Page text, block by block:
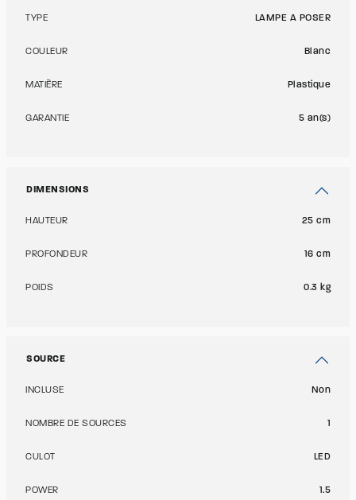
TYPE LAMPE A POSER
COULEUR Blanc
MATIÈRE Plastique
GARANTIE 5 an(s)
DIMENSIONS
HAUTEUR 25 cm
PROFONDEUR 16 cm
POIDS 0.3 kg
SOURCE
INCLUSE Non
NOMBRE DE SOURCES 1
CULOT LED
POWER 1.5